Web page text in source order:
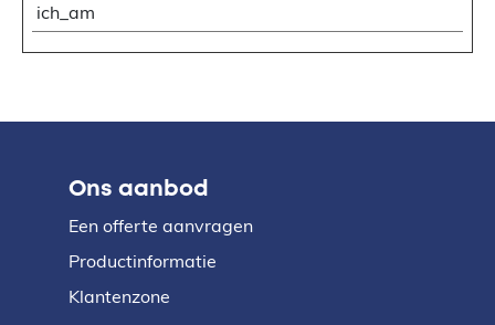
ich_am
Ons aanbod
Een offerte aanvragen
Productinformatie
Klantenzone